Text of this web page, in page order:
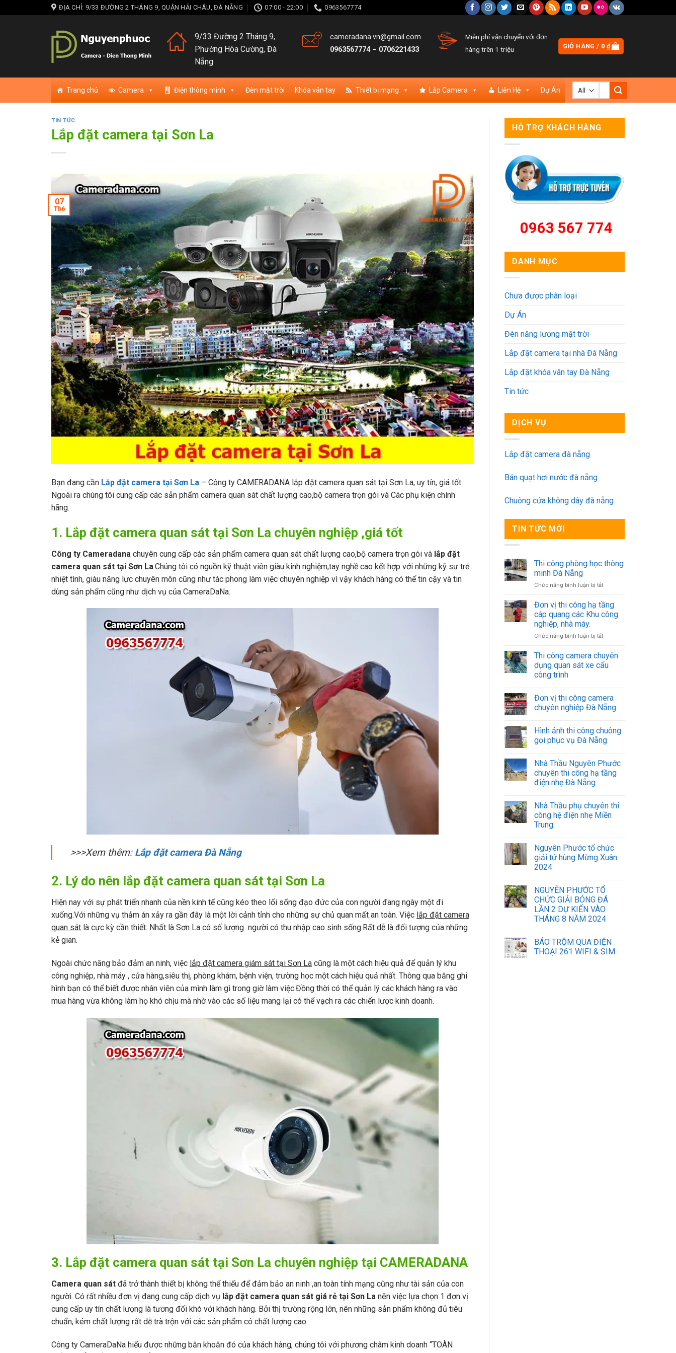
to
ĐỊA CHỈ: 9/33 ĐƯỜNG 2 THÁNG 9, QUẬN HẢI CHÂU, ĐÀ NẴNG 07:00 - 22:00 0963567774
9/33 Đường 2 Tháng 9,
Phường Hòa Cường, Đà
Nẵng
cameradana.vn@gmail.com
0963567774– 0706221433
Miễn phí vận chuyển với đơn
hàng trên 1 triệu
GIỎ HÀNG / 0 ₫
Trang chủ Camera Điện thông minh Đèn mặt trời Khóa vân tay Thiết bị mạng Lắp Camera Liên Hệ Dự Án
TIN TỨC
Lắp đặt camera tại Sơn La
07
Th6
Bạn đang cần Lắp đặt camera tại Sơn La – Công ty CAMERADANA lắp đặt camera quan sát tại Sơn La, uy tín, giá tốt.
Ngoài ra chúng tôi cung cấp các sản phẩm camera quan sát chất lượng cao,bộ camera trọn gói và Các phụ kiện chính
hãng.
1. Lắp đặt camera quan sát tại Sơn La chuyên nghiệp ,giá tốt
Công ty Cameradana chuyên cung cấp các sản phẩm camera quan sát chất lượng cao,bộ camera trọn gói và lắp đặt
camera quan sát tại Sơn La.Chúng tôi có nguồn kỹ thuật viên giàu kinh nghiệm,tay nghề cao kết hợp với những kỹ sư trẻ
nhiệt tình, giàu năng lực chuyên môn cũng như tác phong làm việc chuyên nghiệp vì vậy khách hàng có thể tin cậy và tin
dùng sản phẩm cũng như dịch vụ của CameraDaNa.
>>>Xem thêm: Lắp đặt camera Đà Nẵng
2. Lý do nên lắp đặt camera quan sát tại Sơn La
Hiện nay với sự phát triển nhanh của nền kinh tế cũng kéo theo lối sống đạo đức của con người đang ngày một đi
xuống.Với những vụ thảm án xảy ra gần đây là một lời cảnh tỉnh cho những sự chủ quan mất an toàn. Việc lắp đặt camera
quan sát là cực kỳ cần thiết. Nhất là Sơn La có số lượng người có thu nhập cao sinh sống.Rất dễ là đối tượng của những
kẻ gian.
Ngoài chức năng bảo đảm an ninh, việc lắp đặt camera giám sát tại Sơn La cũng là một cách hiệu quả để quản lý khu
công nghiệp, nhà máy , cửa hàng,siêu thị, phòng khám, bệnh viện, trường học một cách hiệu quả nhất. Thông qua băng ghi
hình bạn có thể biết được nhân viên của mình làm gì trong giờ làm việc.Đồng thời có thể quản lý các khách hàng ra vào
mua hàng vừa không làm họ khó chịu mà nhờ vào các số liệu mang lại có thể vạch ra các chiến lược kinh doanh.
3. Lắp đặt camera quan sát tại Sơn La chuyên nghiệp tại CAMERADANA
Camera quan sát đã trở thành thiết bị không thể thiếu để đảm bảo an ninh ,an toàn tính mạng cũng như tài sản của con
người. Có rất nhiều đơn vị đang cung cấp dịch vụ lắp đặt camera quan sát giá rẻ tại Sơn La nên việc lựa chọn 1 đơn vị
cung cấp uy tín chất lượng là tương đối khó với khách hàng. Bởi thị trường rộng lớn, nên những sản phẩm không đủ tiêu
chuẩn, kém chất lượng rất dễ trà trộn với các sản phẩm có chất lượng cao.
Công ty CameraDaNa hiểu được những băn khoăn đó của khách hàng, chúng tôi với phương châm kinh doanh “TOÀN
HỖ TRỢ KHÁCH HÀNG
0963 567 774
DANH MỤC
Chưa được phân loại
Dự Án
Đèn năng lượng mặt trời
Lắp đặt camera tại nhà Đà Nẵng
Lắp đặt khóa vân tay Đà Nẵng
Tin tức
DỊCH VỤ
Lắp đặt camera đà nẵng
Bán quạt hơi nước đà nẵng
Chuông cửa không dây đà nẵng
TIN TỨC MỚI
Thi công phòng học thông
minh Đà Nẵng
Chức năng bình luận bị tắtở
công
phòng
học
minh
Nẵng
Đơn vị thi công hạ tầng
cáp quang các Khu công
nghiệp, nhà máy.
Chức năng bình luận bị tắtở
vị
thi
công
cáp
quang
các
công
nghiệp,
Thi công camera chuyên
dụng quan sát xe cẩu
công trình
Đơn vị thi công camera
chuyên nghiệp Đà Nẵng
Hình ảnh thi công chuông
gọi phục vụ Đà Nẵng
Nhà Thầu Nguyên Phước
chuyên thi công hạ tầng
điện nhẹ Đà Nẵng
Nhà Thầu phụ chuyên thi
công hệ điện nhẹ Miền
Trung
Nguyên Phước tổ chức
giải tứ hùng Mừng Xuân
2024
NGUYÊN PHƯỚC TỔ
CHỨC GIẢI BÓNG ĐÁ
LẦN 2 DỰ KIẾN VÀO
THÁNG 8 NĂM 2024
BÁO TRỘM QUA ĐIỆN
THOẠI 261 WIFI & SIM